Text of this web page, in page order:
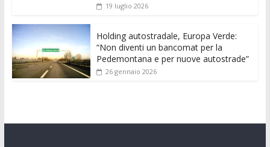
19 luglio 2026
Holding autostradale, Europa Verde:
“Non diventi un bancomat per la
Pedemontana e per nuove autostrade”
26 gennaio 2026